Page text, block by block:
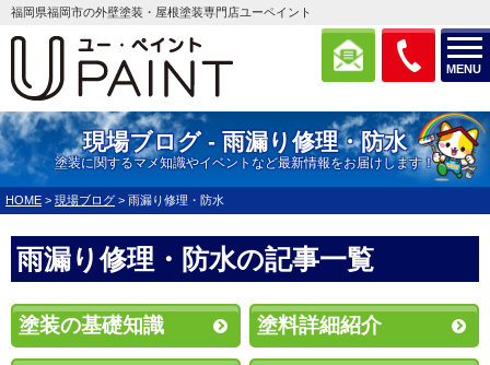
MENU
福岡県福岡市の外壁塗装・屋根塗装専門店ユーペイント
現場ブログ - 雨漏り修理・防水
塗装に関するマメ知識やイベントなど最新情報をお届けします！
HOME > 現場ブログ > 雨漏り修理・防水
雨漏り修理・防水の記事一覧
塗装の基礎知識 塗料詳細紹介